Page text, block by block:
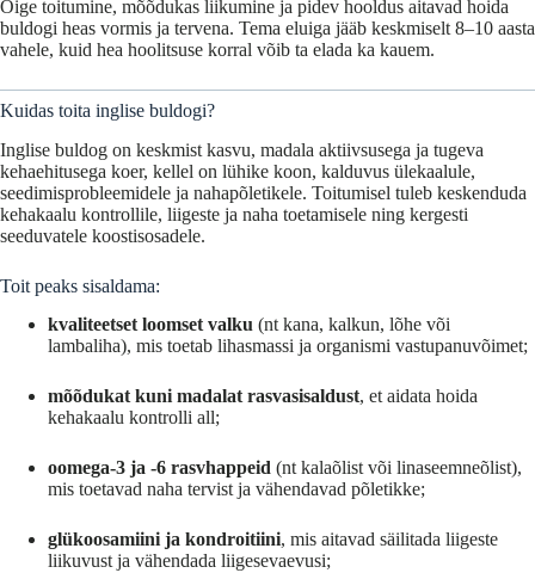
Õige toitumine, mõõdukas liikumine ja pidev hooldus aitavad hoida
buldogi heas vormis ja tervena. Tema eluiga jääb keskmiselt 8–10 aasta
vahele, kuid hea hoolitsuse korral võib ta elada ka kauem.
Kuidas toita inglise buldogi?
Inglise buldog on keskmist kasvu, madala aktiivsusega ja tugeva
kehaehitusega koer, kellel on lühike koon, kalduvus ülekaalule,
seedimisprobleemidele ja nahapõletikele. Toitumisel tuleb keskenduda
kehakaalu kontrollile, liigeste ja naha toetamisele ning kergesti
seeduvatele koostisosadele.
Toit peaks sisaldama:
kvaliteetset loomset valku (nt kana, kalkun, lõhe või
lambaliha), mis toetab lihasmassi ja organismi vastupanuvõimet;
mõõdukat kuni madalat rasvasisaldust, et aidata hoida
kehakaalu kontrolli all;
oomega-3 ja -6 rasvhappeid (nt kalaõlist või linaseemneõlist),
mis toetavad naha tervist ja vähendavad põletikke;
glükoosamiini ja kondroitiini, mis aitavad säilitada liigeste
liikuvust ja vähendada liigesevaevusi;